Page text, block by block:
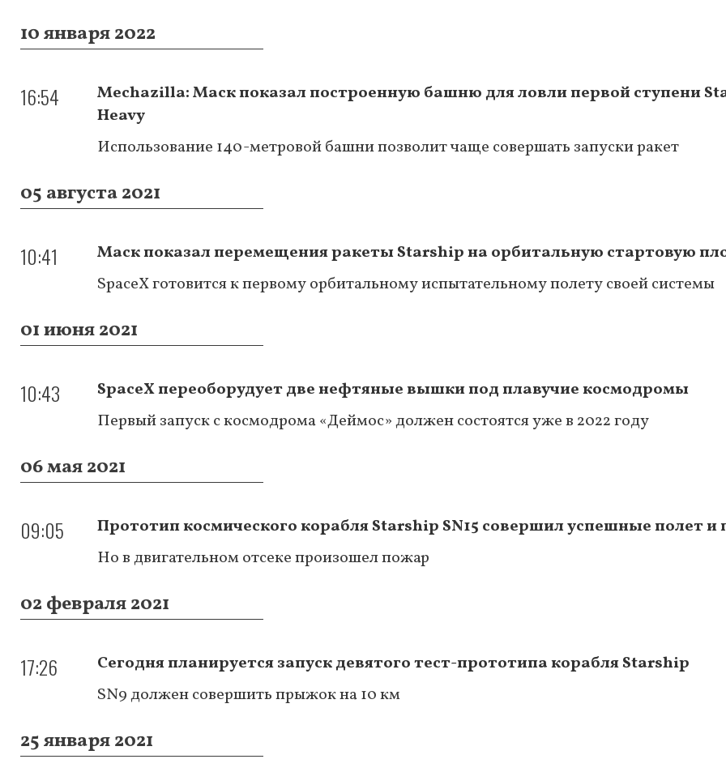
10 января 2022
16:54
Mechazilla: Маск показал построенную башню для ловли первой ступени
Heavy
Использование 140-метровой башни позволит чаще совершать запуски ракет
05 августа 2021
10:41
Маск показал перемещения ракеты Starship на орбитальную стартовую
SpaceX готовится к первому орбитальному испытательному полету своей системы
01 июня 2021
10:43
SpaceX переоборудует две нефтяные вышки под плавучие космодромы
Первый запуск с космодрома «Деймос» должен состоятся уже в 2022 году
06 мая 2021
09:05
Прототип космического корабля Starship SN15 совершил успешные полет и
Но в двигательном отсеке произошел пожар
02 февраля 2021
17:26
Сегодня планируется запуск девятого тест-прототипа корабля Starship
SN9 должен совершить прыжок на 10 км
25 января 2021